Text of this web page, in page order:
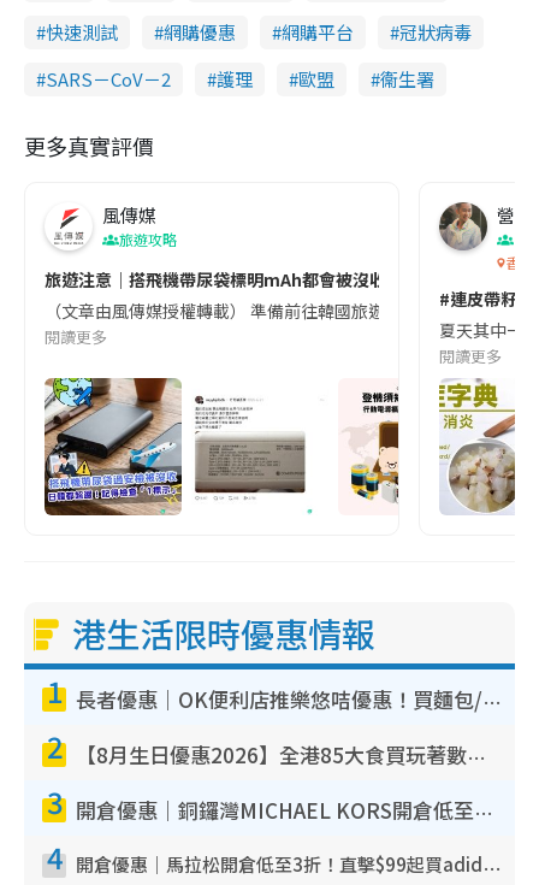
快速測試
網購優惠 網購平台
冠狀病毒
SARS－CoV－2
護理 歐盟 衞生署
更多真實評價
風傳媒
旅遊攻略
旅遊注意｜搭飛機帶尿袋標明mAh都會被沒收😱出發前切記檢查
（文章由風傳媒授權轉載） 準備前往韓國旅遊的民眾，近期要
閱讀更多
營養
香港
#連皮帶籽
夏天其中一
閱讀更多
港生活限時優惠情報
1 長者優惠｜OK便利店推樂悠咭優惠！買麵包/牛奶/保健品拍卡即減
2 【8月生日優惠2026】全港85大食買玩著數攻略 自助餐/火鍋放題同行免費＋誠品/DONKI送現金券
3 開倉優惠｜銅鑼灣MICHAEL KORS開倉低至17折！直擊$500起買手袋/銀包/鞋款 必買經典Jet Set系列
4 開倉優惠｜馬拉松開倉低至3折！直擊$99起買adidas／New Balance／Puma鞋款 STANLEY保溫杯劈價至$119起